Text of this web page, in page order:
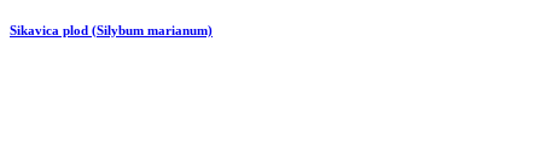
Sikavica plod (Silybum marianum)